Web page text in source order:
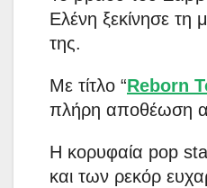
Ελένη ξεκίνησε τη
της.
Με τίτλο “Reborn
πλήρη αποθέωση
Η κορυφαία pop
και των ρεκόρ